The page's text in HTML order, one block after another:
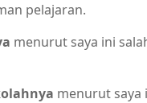
pelajaran.
menurut saya ini
menurut saya